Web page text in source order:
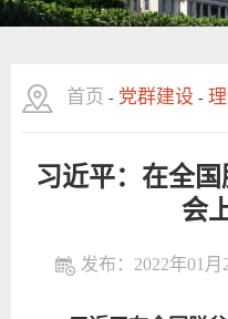
首页 - 党群建设 -
习近平：在全
会
发布：2022年01月